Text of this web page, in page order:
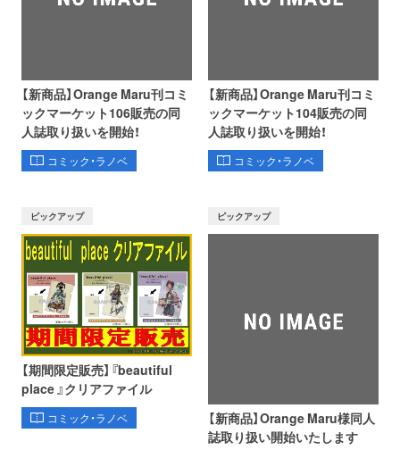
【新商品】Orange Maru刊コミ
ックマーケット106販売の同
人誌取り扱いを開始！
コミック・ラノベ
【新商品】Orange Maru刊コミ
ックマーケット104販売の同
人誌取り扱いを開始！
コミック・ラノベ
ピックアップ
【期間限定販売】『beautiful
place 』クリアファイル
コミック・ラノベ
ピックアップ
【新商品】Orange Maru様同人
誌取り扱い開始いたします